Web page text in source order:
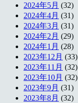
2024年5月 (32)
2024年4月 (31)
2024年3月 (31)
2024年2月 (29)
2024年1月 (28)
2023年12月 (33)
2023年11月 (32)
2023年10月 (32)
2023年9月 (31)
2023年8月 (32)